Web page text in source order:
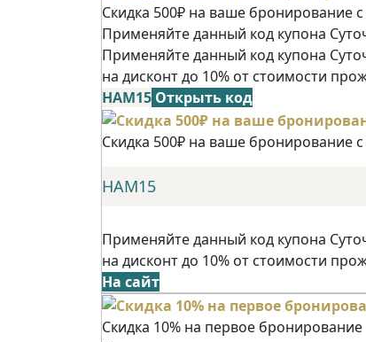
Скидка 500₽ на ваше бронирование
Применяйте данный код купона
Применяйте данный код купона
на дисконт до 10% от стоимости
НАМ15 Открыть код
Скидка 500₽ на ваше бронирование
НАМ15
Применяйте данный код купона
на дисконт до 10% от стоимости
На сайт
Скидка 10% на первое бронирование